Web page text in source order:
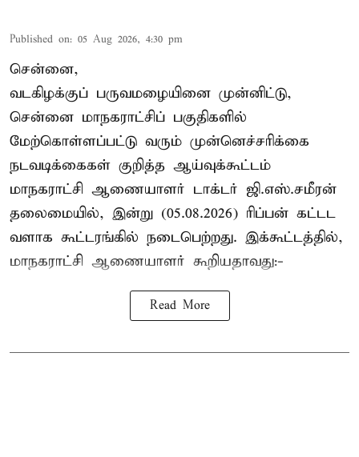
Published on: 05 Aug 2026, 4:30 pm
சென்னை,
வடகிழக்குப் பருவமழையினை முன்னிட்டு,
சென்னை மாநகராட்சிப் பகுதிகளில்
மேற்கொள்ளப்பட்டு வரும் முன்னெச்சரிக்கை
நடவடிக்கைகள் குறித்த ஆய்வுக்கூட்டம்
மாநகராட்சி ஆணையாளர் டாக்டர் ஜி.எஸ்.சமீரன்
தலைமையில், இன்று (05.08.2026) ரிப்பன் கட்டட
வளாக கூட்டரங்கில் நடைபெற்றது. இக்கூட்டத்தில்,
மாநகராட்சி ஆணையாளர் கூறியதாவது:-
Read More